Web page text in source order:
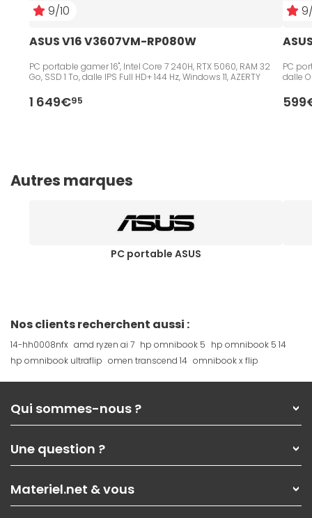
9/10
ASUS V16 V3607VM-RP080W
PC portable gamer 16", Intel Core 7 240H, RTX 5060, RAM 32
Go, SSD 1 To, dalle IPS Full HD+ 144 Hz, Windows 11, AZERTY
1 649€95
PC
dalle
Autres marques
PC portable ASUS
Nos clients recherchent aussi :
14-hh0008nfx amd ryzen ai 7 hp omnibook 5 hp omnibook 5 14
hp omnibook ultraflip omen transcend 14 omnibook x flip
Qui sommes-nous ?
Nos services
Les magasins Materiel.net
Nos solutions pour les pros
Contactez-nous
Une question ?
Paiement, livraison
Garanties,Pack Zen
Materiel.net & vous